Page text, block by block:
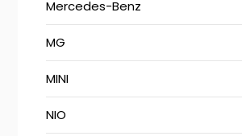
Mercedes-Benz
MG
MINI
NIO